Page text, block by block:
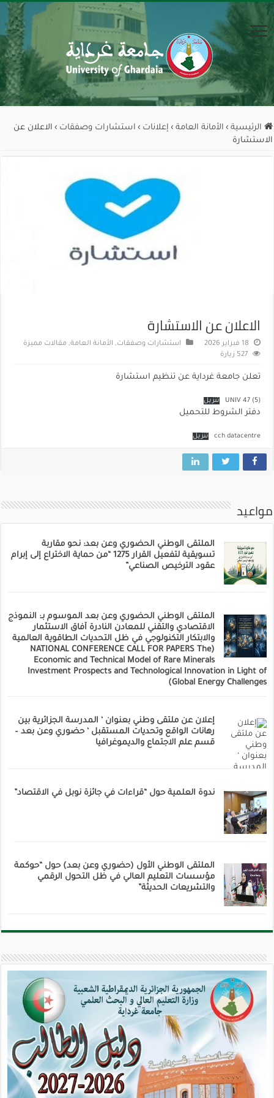
الرئيسية › الأمانة العامة › إعلانات › استشارات وصفقات › الاعلان عن
الاستشارة
الاعلان عن الاستشارة
18 فبراير 2026 استشارات وصفقات, الأمانة العامة, مقالات مميزة
527 زيارة
تعلن جامعة غرداية عن تنظيم استشارة
UNIV 47 (5) تنزيل
دفتر الشروط للتحميل
cch datacentre تنزيل
مواعيد
الملتقى الوطني الحضوري وعن بعد: نحو مقاربة
تسويقية لتفعيل القرار 1275 “من حماية الاختراع إلى إبرام
عقود الترخيص الصناعي”
الملتقى الوطني الحضوري وعن بعد الموسوم بـ: النموذج
الاقتصادي والتقني للمعادن النادرة آفاق الاستثمار
والابتكار التكنولوجي في ظل التحديات الطاقوية العالمية
(NATIONAL CONFERENCE CALL FOR PAPERS The
Economic and Technical Model of Rare Minerals
Investment Prospects and Technological Innovation in Light of
Global Energy Challenges)
إعلان عن ملتقى وطني بعنوان ‘ المدرسة الجزائرية بين
رهانات الواقع وتحديات المستقبل ‘ حضوري وعن بعد –
قسم علم الاجتماع والديموغرافيا
ندوة العلمية حول “قراءات في جائزة نوبل في الاقتصاد”
الملتقى الوطني الأول (حضوري وعن بعد) حول “حوكمة
مؤسسات التعليم العالي في ظل التحول الرقمي
والتشريعات الحديثة”